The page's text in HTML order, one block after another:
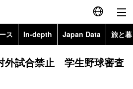
English
简体字
ス In-depth Japan Data 旅と
Topics
外試合禁止 学生野球審査